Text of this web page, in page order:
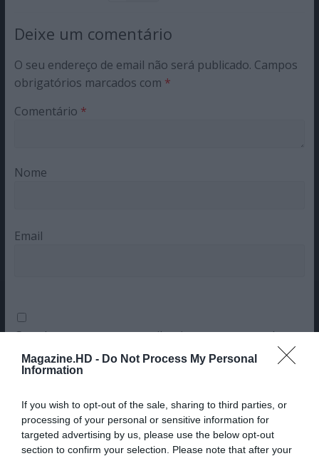
Magazine.HD - Do Not Process My Personal
Information
If you wish to opt-out of the sale, sharing to third parties, or
processing of your personal or sensitive information for
targeted advertising by us, please use the below opt-out
section to confirm your selection. Please note that after your
Deixe um comentário
O seu endereço de email não será publicado. Campos
obrigatórios marcados com *
Comentário *
Nome
Email
Guardar o meu nome, email e site neste navegador
para a próxima vez que eu comentar.